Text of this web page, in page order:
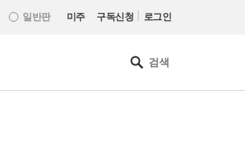
일반판 미주 구독신청 | 로그인